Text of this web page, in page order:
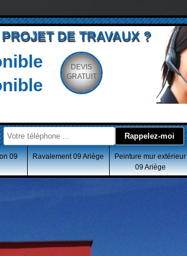
DE TRAVAUX ?
DEVIS
GRATUIT
09
Ravalement 09 Ariège
Peinture mur extérieur
09 Ariège